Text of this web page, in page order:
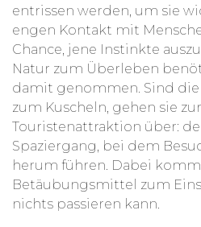
entrissen werden, um sie
engen Kontakt mit
Chance, jene Instinkte
Natur zum Überleben
damit genommen. Sind
zum Kuscheln, gehen sie
Touristenattraktion über:
Spaziergang, bei dem
herum führen. Dabei
Betäubungsmittel zum
nichts passieren kann.